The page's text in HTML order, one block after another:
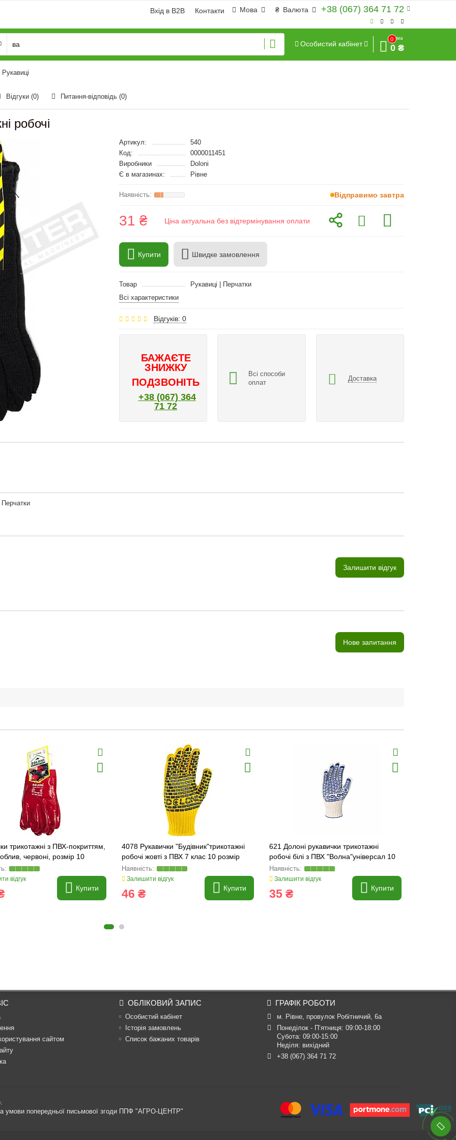
+38 (067) 364 71 72
₴ Валюта
Мова
Вхід в B2B Контакти
Особистий кабінет
0
Сума
0 ₴
Рукавиці
Відгуки (0) Питання-відповідь (0)
робочі
Артикул:
540
Код:
0000011451
Виробники
Doloni
Є в магазинах:
Рівне
Відправимо завтра
31 ₴ Ціна актуальна без відтермінування оплати
Купити Швидке замовлення
Товар
Рукавиці | Перчатки
Всі характеристики
Відгуків: 0
БАЖАЄТЕ
ЗНИЖКУ
ПОДЗВОНІТЬ
+38 (067) 364
71 72
Всі способи
оплат
Доставка
Перчатки
Залишити відгук
Нове запитання
трикотажні з ПВХ-покриттям,
червоні, розмір 10
відгук
Купити
4078 Рукавички "Будівник"трикотажні
робочі жовті з ПВХ 7 клас 10 розмір
Залишити відгук
46 ₴ Купити
621 Долоні рукавички трикотажні
робочі білі з ПВХ "Волна"універсал 10
клас
Залишити відгук
35 ₴ Купити
сайтом
ОБЛІКОВИЙ ЗАПИС
Особистий кабінет
Історія замовлень
Список бажаних товарів
ГРАФІК РОБОТИ
м. Рівне, провулок Робітничий, 6а
Понеділок - П’ятниця: 09:00-18:00
Субота: 09:00-15:00
Неділя: вихідний
+38 (067) 364 71 72
умови попередньої письмової згоди ППФ "АГРО-ЦЕНТР"